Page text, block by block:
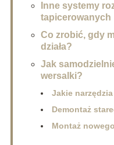
Inne systemy
tapicerowanych
Co zrobić, gdy
działa?
Jak
wersalki?
Jakie
Demontaż
Montaż